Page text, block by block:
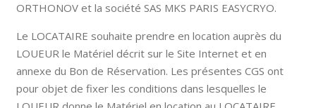
ORTHONOV et la société SAS MKS PARIS EASYCRYO.
Le LOCATAIRE souhaite prendre en location auprès du
LOUEUR le Matériel décrit sur le Site Internet et en
annexe du Bon de Réservation. Les présentes CGS ont
pour objet de fixer les conditions dans lesquelles le